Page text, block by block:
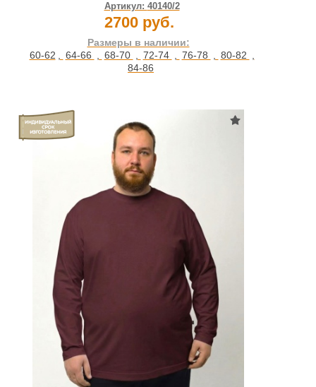
Артикул: 40140/2
2700 руб.
Размеры в наличии:
60-62 , 64-66 , 68-70 , 72-74 , 76-78 , 80-82 ,
84-86